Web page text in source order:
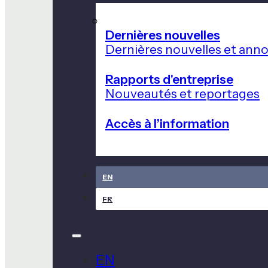
Dernières nouvelles
Dernières nouvelles et
Rapports d'entreprise
Nouveautés et reportages
Accès à l’information
EN
FR
EN